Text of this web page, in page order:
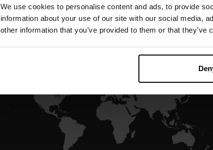
We use cookies to personalise content and ads, to provide
information about your use of our site with our social media,
other information that you’ve provided to them or that